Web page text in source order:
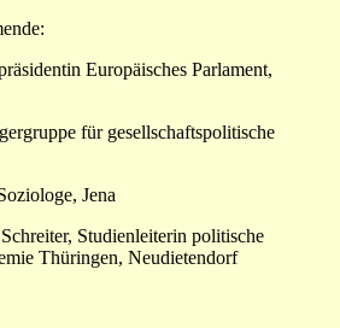
Europäisches Parlament,
für gesellschaftspolitische
Jena
Studienleiterin politische
Thüringen, Neudietendorf